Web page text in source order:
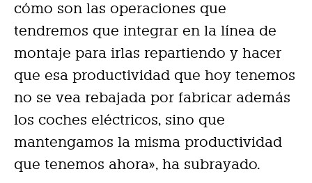
cómo son las operaciones que
tendremos que integrar en la línea de
montaje para irlas repartiendo y hacer
que esa productividad que hoy tenemos
no se vea rebajada por fabricar además
los coches eléctricos, sino que
mantengamos la misma productividad
que tenemos ahora», ha subrayado.